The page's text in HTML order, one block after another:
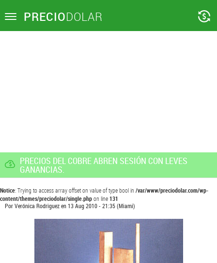
Toggle PRECIODOLAR
PRECIOS DEL COBRE ABREN SESIÓN CON LEVES
GANANCIAS.
Notice: Trying to access array offset on value of type bool in /var/www/preciodolar.com/wp-
content/themes/preciodolar/single.phpon line131
PorVerónica Rodriguezen13 Aug 2010 - 21:35(Miami)